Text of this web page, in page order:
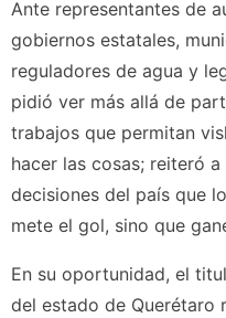
Ante representantes de
gobiernos estatales,
reguladores de agua y
pidió ver más allá de
trabajos que permitan
hacer las cosas; reiteró
decisiones del país que
mete el gol, sino que
En su oportunidad, el
del estado de Querétaro